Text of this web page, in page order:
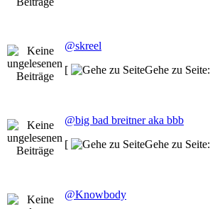
@skreel
[
Gehe zu Seite:
@big bad breitner aka bbb
[
Gehe zu Seite:
@Knowbody